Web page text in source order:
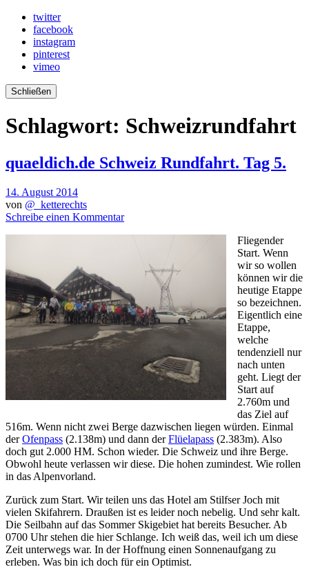
twitter
facebook
instagram
pinterest
vimeo
Schließen
Schlagwort: Schweizrundfahrt
quaeldich.de Schweiz Rundfahrt. Tag 5.
14. August 2014
von @_ketterechts
Schreibe einen Kommentar
Fliegender
Start. Wenn
wir so wollen
können wir die
heutige Etappe
so bezeichnen.
Eigentlich eine
Etappe,
welche
tendenziell nur
nach unten
geht. Liegt der
Start auf
2.760m und
das Ziel auf
516m. Wenn nicht zwei Berge dazwischen liegen würden. Einmal
derOfenpass (2.138m) und dann derFlüelapass (2.383m). Also
doch gut 2.000 HM. Schon wieder. Die Schweiz und ihre Berge.
Obwohl heute verlassen wir diese. Die hohen zumindest. Wie rollen
in das Alpenvorland.
Zurück zum Start. Wir teilen uns das Hotel am Stilfser Joch mit
vielen Skifahrern. Draußen ist es leider noch nebelig. Und sehr kalt.
Die Seilbahn auf das Sommer Skigebiet hat bereits Besucher. Ab
0700 Uhr stehen die hier Schlange. Ich weiß das, weil ich um diese
Zeit unterwegs war. In der Hoffnung einen Sonnenaufgang zu
erleben. Was bin ich doch für ein Optimist.